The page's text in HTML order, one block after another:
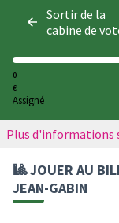
Sortir de la
cabine de
0
€
Assigné
Plus d'informations
🎱 JOUER AU
JEAN-GABIN
Panneau de gestion